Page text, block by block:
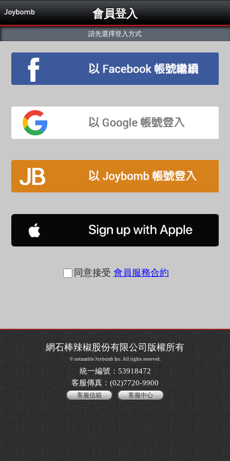
會員登入
請先選擇登入方式
同意接受 會員服務合約
網石棒辣椒股份有限公司版權所有
© netmarble Joybomb Inc. All rights reserved.
統一編號：53918472
客服傳真：(02)7720-9900
客服信箱 客服中心